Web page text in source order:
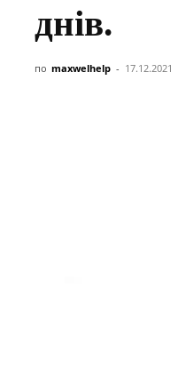
днів.
по maxwelhelp - 17.12.2021